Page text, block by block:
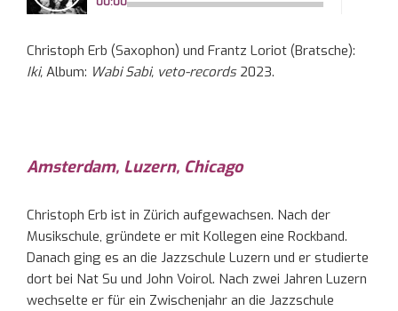
Christoph Erb (Saxophon) und Frantz Loriot (Bratsche):
Iki, Album: Wabi Sabi, veto-records 2023.
Amsterdam, Luzern, Chicago
Christoph Erb ist in Zürich aufgewachsen. Nach der
Musikschule, gründete er mit Kollegen eine Rockband.
Danach ging es an die Jazzschule Luzern und er studierte
dort bei Nat Su und John Voirol. Nach zwei Jahren Luzern
wechselte er für ein Zwischenjahr an die Jazzschule